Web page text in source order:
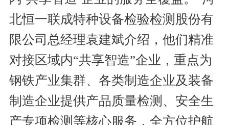
北恒一联成特种设备检验检测股份有
限公司总经理袁建斌介绍，他们精准
对接区域内“共享智造”企业，重点为
钢铁产业集群、各类制造企业及装备
制造企业提供产品质量检测、安全生
产专项检测等核心服务，全方位护航